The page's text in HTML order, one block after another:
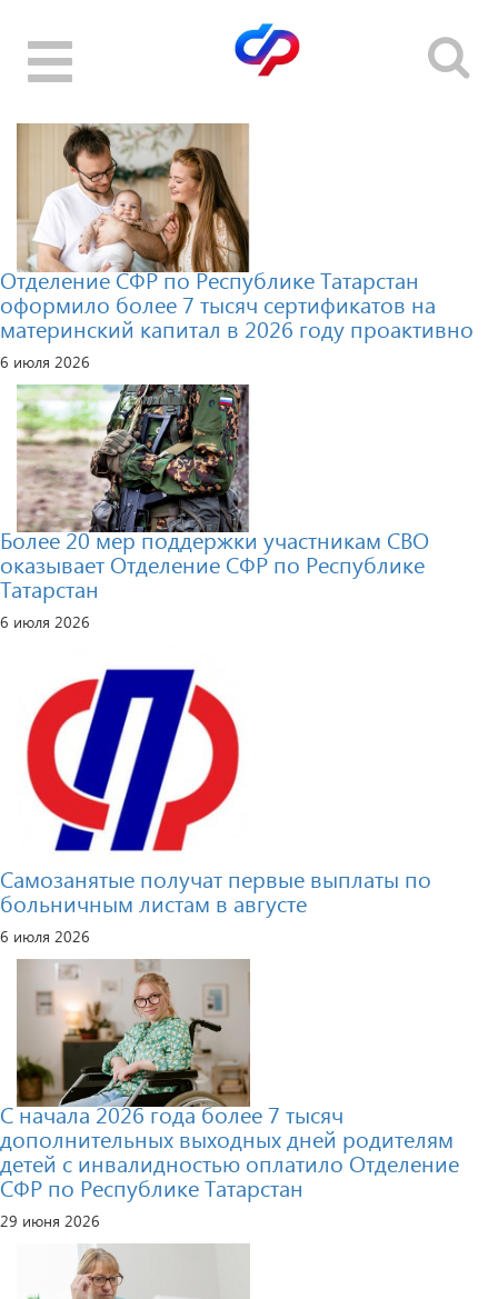
Toggle
navigation
Отделение СФР по Республике Татарстан
оформило более 7 тысяч сертификатов на
материнский капитал в 2026 году проактивно
6 июля 2026
Более 20 мер поддержки участникам СВО
оказывает Отделение СФР по Республике
Татарстан
6 июля 2026
Самозанятые получат первые выплаты по
больничным листам в августе
6 июля 2026
С начала 2026 года более 7 тысяч
дополнительных выходных дней родителям
детей с инвалидностью оплатило Отделение
СФР по Республике Татарстан
29 июня 2026